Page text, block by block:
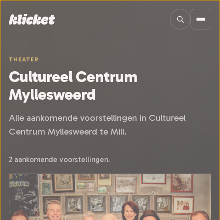
THEATER
Cultureel Centrum
Myllesweerd
Alle aankomende voorstellingen in Cultureel
Centrum Myllesweerd te Mill.
2 aankomende voorstellingen.